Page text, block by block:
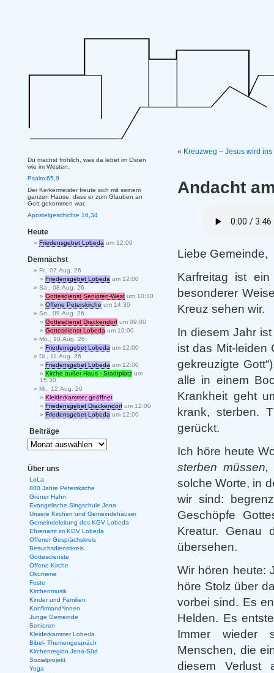
« Kreuzweg – Jesus wird
Andacht
Liebe Gemeinde,
Karfreitag ist
besonderer
Kreuz sehen wir.
In diesem Jahr
ist das Mit-leiden
gekreuzigte
alle in einem
Krankheit geht
krank, sterben.
gerückt.
Ich höre heute
sterben
solche Worte, in
wir sind:
Geschöpfe
Kreatur. Genau
übersehen.
Wir hören heute:
höre Stolz über
vorbei sind. Es
Helden. Es
Immer wieder
Menschen, die
diesem Verlust
Du machst fröhlich, was da lebet im Osten
wie im Westen.
Psalm 65,9
Der Kerkermeister freute sich mit seinem
ganzen Hause, dass er zum Glauben an
Gott gekommen war.
Apostelgeschichte 16,34
Heute
Friedensgebet Lobeda um 12:00
Demnächst
Fr., 07.Aug. 26
Friedensgebet Lobeda um 12:00
Sa., 08.Aug. 26
Gottesdienst Senioren-West um 10:30
Offene Peterskirche um 14:30
So., 09.Aug. 26
Gottesdienst Drackendorf um 09:00
Gottesdienst Lobeda um 10:00
Mo., 10.Aug. 26
Friedensgebet Lobeda um 12:00
Di., 11.Aug. 26
Friedensgebet Lobeda um 12:00
Kirche außer Haus - Stadtplatz um
15:30
Mi., 12.Aug. 26
Kleiderkammer geöffnet
Friedensgebet Drackendorf um 12:00
Friedensgebet Lobeda um 12:00
Beiträge
Über uns
LoLa
800 Jahre Peterskirche
Grüner Hahn
Evangelische Singschule Jena
Unsere Kirchen und Gemeindehäuser
Gemeindeleitung des KGV Lobeda
Ehrenamt im KGV Lobeda
Offener Gesprächskreis
Besuchsdienstkreis
Gottesdienste
Offene Kirche
Ökumene
Feste
Kirchenmusik
Kinder und Familien
Konfirmand*innen
Junge Gemeinde
Senioren
Kleiderkammer Lobeda
Bibel- Themengespräch
Kirchenregion Jena-Süd
Sozialprojekt
Yoga